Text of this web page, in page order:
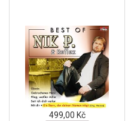
499,00 Kč